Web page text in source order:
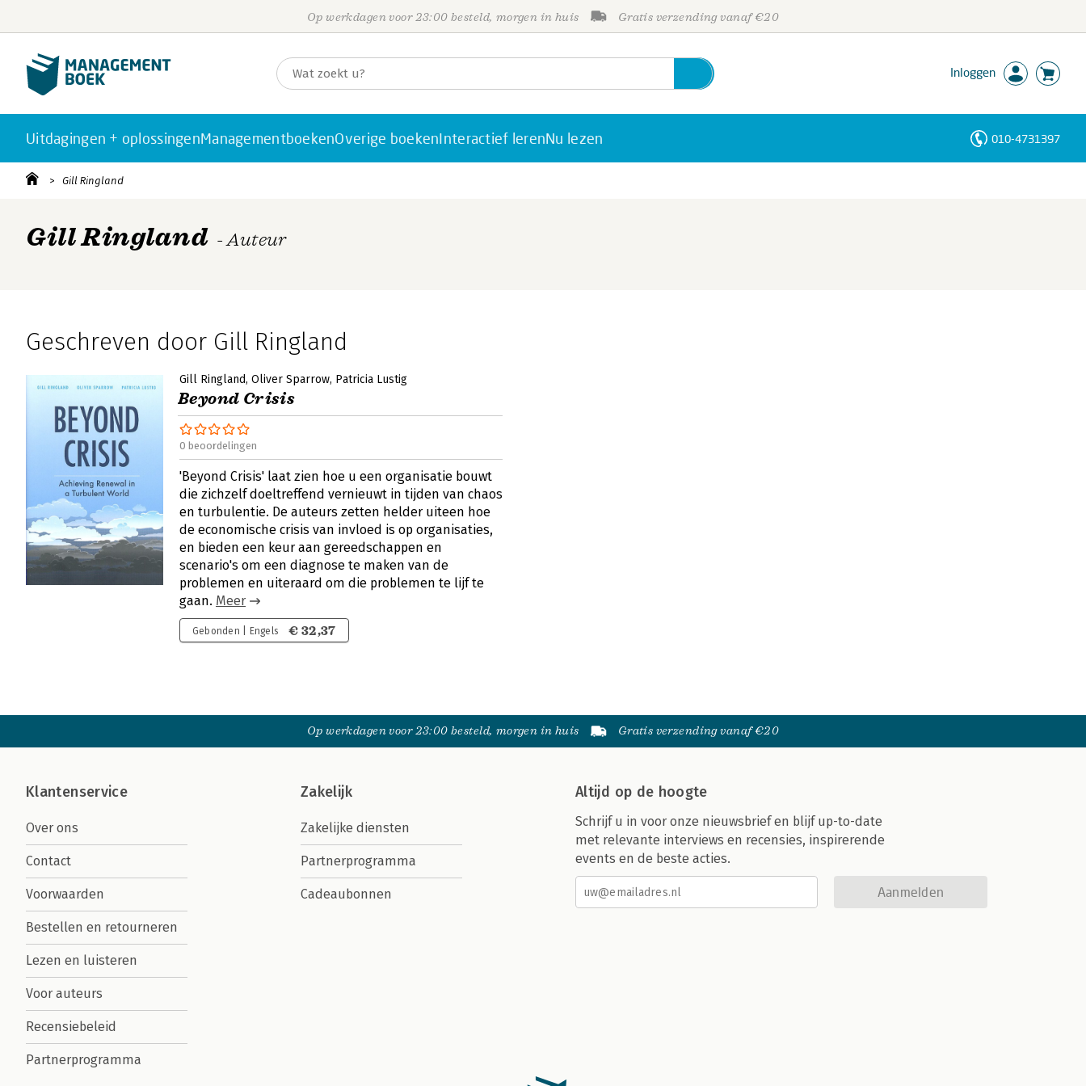
Op werkdagen voor 23:00 besteld, morgen in huis Gratis verzending vanaf €20
Inloggen
Uitdagingen + oplossingenManagementboekenOverige boekenInteractief lerenNu lezen 010-4731397
Gill Ringland
Gill Ringland - Auteur
Geschreven door Gill Ringland
Gill Ringland Oliver Sparrow Patricia Lustig
Beyond Crisis
0 beoordelingen
'Beyond Crisis' laat zien hoe u een organisatie bouwt
die zichzelf doeltreffend vernieuwt in tijden van chaos
en turbulentie. De auteurs zetten helder uiteen hoe
de economische crisis van invloed is op organisaties,
en bieden een keur aan gereedschappen en
scenario's om een diagnose te maken van de
problemen en uiteraard om die problemen te lijf te
gaan. Meer
Gebonden | Engels € 32,37
Op werkdagen voor 23:00 besteld, morgen in huis Gratis verzending vanaf €20
Klantenservice
Over ons
Contact
Voorwaarden
Bestellen en retourneren
Lezen en luisteren
Voor auteurs
Recensiebeleid
Partnerprogramma
Zakelijk
Zakelijke diensten
Partnerprogramma
Cadeaubonnen
Altijd op de hoogte
Schrijf u in voor onze nieuwsbrief en blijf up-to-date
met relevante interviews en recensies, inspirerende
events en de beste acties.
Aanmelden
Personen